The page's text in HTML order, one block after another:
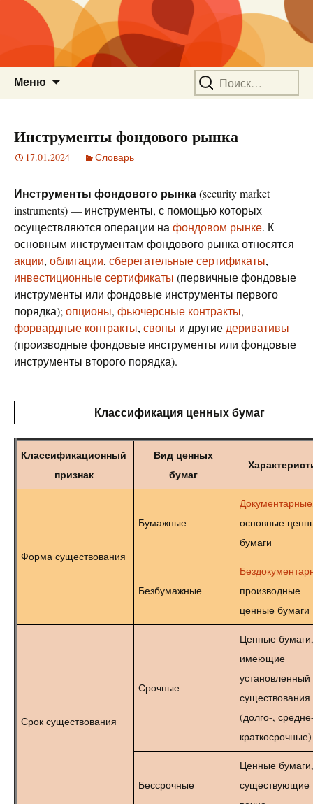
Меню Найти:
Инструменты фондового рынка
17.01.2024 Словарь
Инструменты фондового рынка(security market
instruments) — инструменты, с помощью которых
осуществляются операции на фондовом рынке. К
основным инструментам фондового рынка относятся
акции, облигации, сберегательные сертификаты,
инвестиционные сертификаты (первичные фондовые
инструменты или фондовые инструменты первого
порядка); опционы, фьючерсные контракты,
форвардные контракты, свопы и другие деривативы
(производные фондовые инструменты или фондовые
инструменты второго порядка).
Классификация ценных бумаг
Классификационный
признак
Вид ценных
бумаг
Форма существования
Бумажные
Документарные
основные
бумаги
Безбумажные
производные
ценные бумаги
Срок существования
Срочные
Ценные бумаги,
имеющие
установленный
существования
(долго-,
краткосрочные)
Бессрочные
Ценные бумаги,
существующие